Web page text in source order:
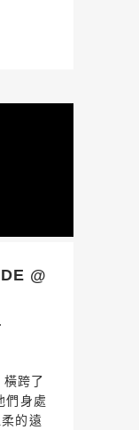
@
跨了
們身處
的遠